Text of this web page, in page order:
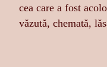
cea care a fost
văzută, chemată,